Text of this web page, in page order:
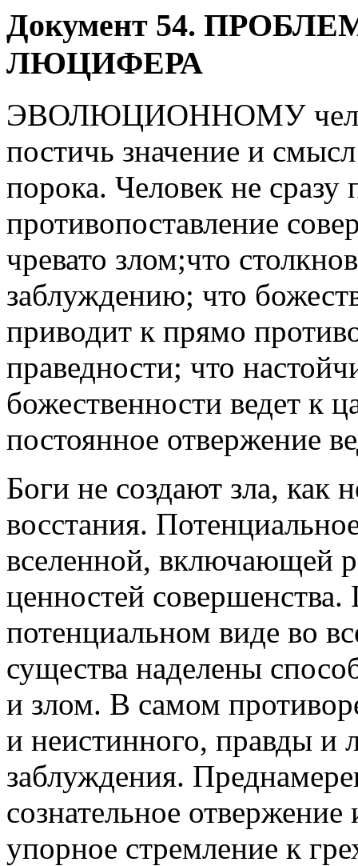
Документ 54.
ЛЮЦИФЕРА
ЭВОЛЮЦИОННОМУ
постичь значение и
порока. Человек не сразу
противопоставление
чревато злом;что
заблуждению; что
приводит к прямо
праведности; что
божественности ведет к
постоянное отвержение
Боги не создают зла, как
восстания.
вселенной, включающей
ценностей совершенства.
потенциальном виде во
существа наделены
и злом. В самом
и неистинного, правды и
заблуждения.
сознательное
упорное стремление к